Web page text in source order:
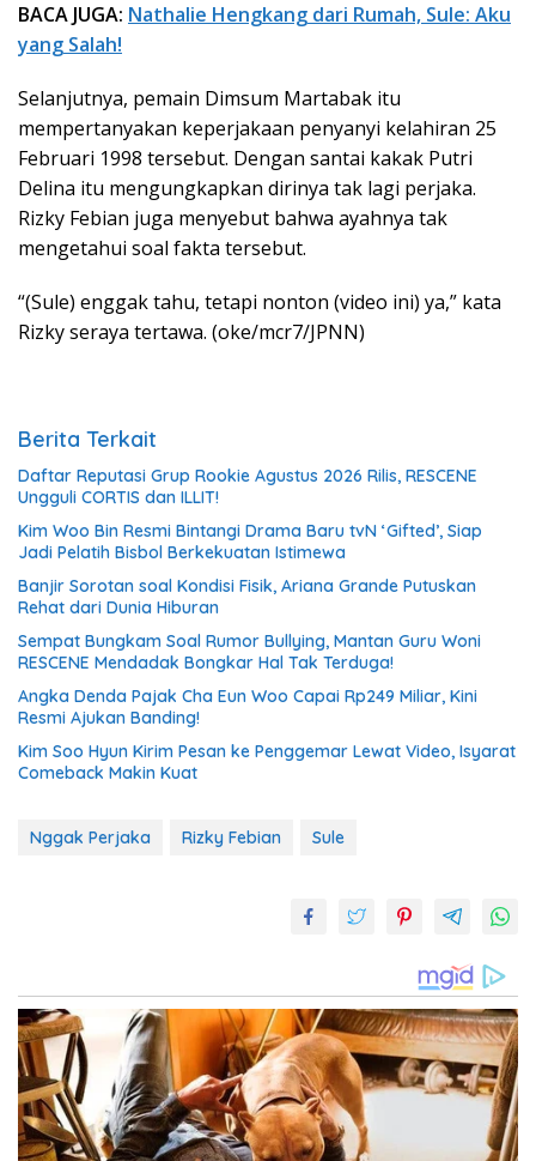
BACA JUGA: Nathalie Hengkang dari Rumah, Sule: Aku
yang Salah!
Selanjutnya, pemain Dimsum Martabak itu
mempertanyakan keperjakaan penyanyi kelahiran 25
Februari 1998 tersebut. Dengan santai kakak Putri
Delina itu mengungkapkan dirinya tak lagi perjaka.
Rizky Febian juga menyebut bahwa ayahnya tak
mengetahui soal fakta tersebut.
“(Sule) enggak tahu, tetapi nonton (video ini) ya,” kata
Rizky seraya tertawa. (oke/mcr7/JPNN)
Berita Terkait
Daftar Reputasi Grup Rookie Agustus 2026 Rilis, RESCENE
Ungguli CORTIS dan ILLIT!
Kim Woo Bin Resmi Bintangi Drama Baru tvN ‘Gifted’, Siap
Jadi Pelatih Bisbol Berkekuatan Istimewa
Banjir Sorotan soal Kondisi Fisik, Ariana Grande Putuskan
Rehat dari Dunia Hiburan
Sempat Bungkam Soal Rumor Bullying, Mantan Guru Woni
RESCENE Mendadak Bongkar Hal Tak Terduga!
Angka Denda Pajak Cha Eun Woo Capai Rp249 Miliar, Kini
Resmi Ajukan Banding!
Kim Soo Hyun Kirim Pesan ke Penggemar Lewat Video, Isyarat
Comeback Makin Kuat
Nggak Perjaka Rizky Febian Sule